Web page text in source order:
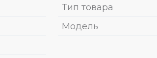
Тип товара
Модель